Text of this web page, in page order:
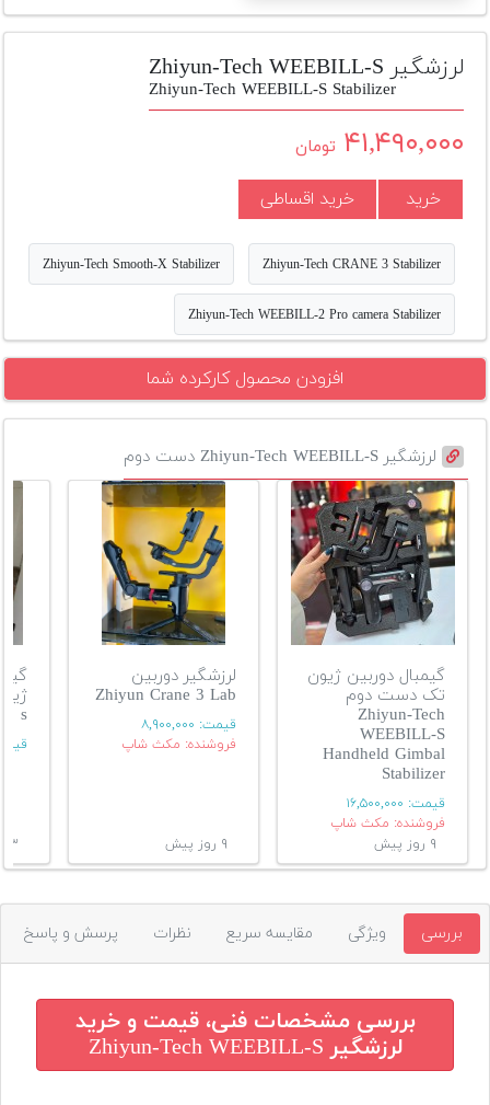
تجهیزات
مکث
پلاس
محصول
دست
لیست
قیمت
دوربین
بله
لرزشگیر Zhiyun-Tech WEEBILL-S
Zhiyun-Tech WEEBILL-S Stabilizer
۴۱,۴۹۰,۰۰۰ تومان
خرید خرید اقساطی
Zhiyun-Tech CRANE 3 Stabilizer
Zhiyun-Tech Smooth-X Stabilizer
Zhiyun-Tech WEEBILL-2 Pro camera Stabilizer
افزودن محصول کارکرده شما
لرزشگیر Zhiyun-Tech WEEBILL-S دست دوم
گیمبال دوربین ژیون
تک دست دوم
Zhiyun-Tech
WEEBILL-S
Handheld Gimbal
Stabilizer
قیمت: ۱۶,۵۰۰,۰۰۰
فروشنده: مکث شاپ
۹ روز پیش
لرزشگیر دوربین
Zhiyun Crane 3 Lab
قیمت: ۸,۹۰۰,۰۰۰
فروشنده: مکث شاپ
۹ روز پیش
s
۱۳ روز پیش
بررسی ویژگی مقایسه سریع نظرات پرسش و پاسخ
بررسی مشخصات فنی، قیمت و خرید
لرزشگیر Zhiyun-Tech WEEBILL-S